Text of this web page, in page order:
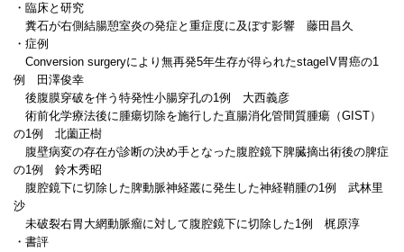
・臨床と研究
糞石が右側結腸憩室炎の発症と重症度に及ぼす影響 藤田昌久
・症例
Conversion surgeryにより無再発5年生存が得られたstageIV胃癌の1
例 田澤俊幸
後腹膜穿破を伴う特発性小腸穿孔の1例 大西義彦
術前化学療法後に腫瘍切除を施行した直腸消化管間質腫瘍（GIST）
の1例 北薗正樹
腹壁病変の存在が診断の決め手となった腹腔鏡下脾臓摘出術後の脾症
の1例 鈴木秀昭
腹腔鏡下に切除した脾動脈神経叢に発生した神経鞘腫の1例 武林里
沙
未破裂右胃大網動脈瘤に対して腹腔鏡下に切除した1例 梶原淳
・書評